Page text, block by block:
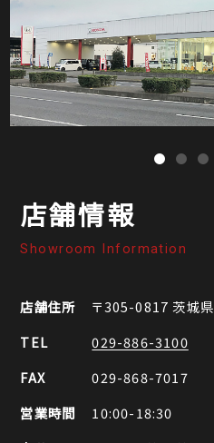
店舗情報
Showroom Information
店舗住所 〒305-0817 茨城
TEL
029-886-3100
FAX
029-868-7017
営業時間
10:00-18:30